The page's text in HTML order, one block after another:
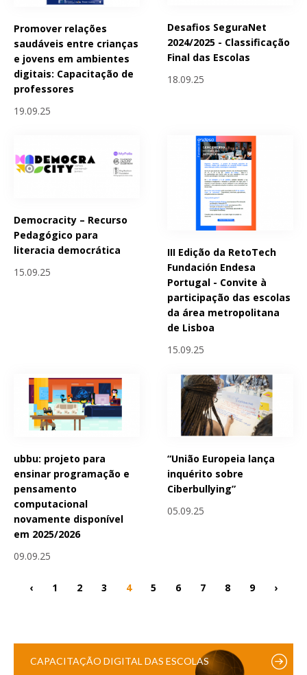
Promover relações
saudáveis entre crianças
e jovens em ambientes
digitais: Capacitação de
professores
19.09.25
Desafios SeguraNet
2024/2025 - Classificação
Final das Escolas
18.09.25
Democracity – Recurso
Pedagógico para
literacia democrática
15.09.25
III Edição da RetoTech
Fundación Endesa
Portugal - Convite à
participação das escolas
da área metropolitana
de Lisboa
15.09.25
ubbu: projeto para
ensinar programação e
pensamento
computacional
novamente disponível
em 2025/2026
09.09.25
“União Europeia lança
inquérito sobre
Ciberbullying”
05.09.25
‹ 1 2 3 4 5 6 7 8 9 ›
CAPACITAÇÃO DIGITAL DAS ESCOLAS